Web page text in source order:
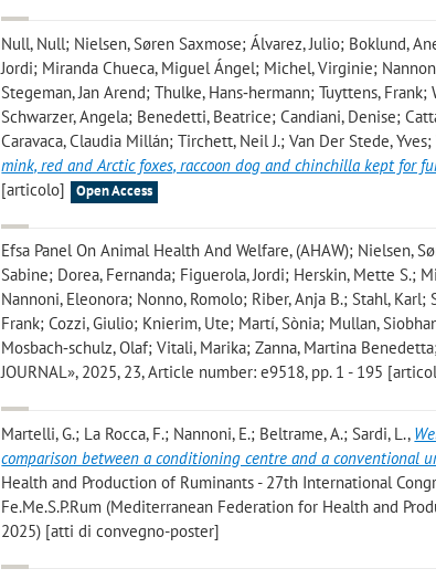
Null, Null; Nielsen, Søren Saxmose; Álvarez, Julio; Boklund,
Jordi; Miranda Chueca, Miguel Ángel; Michel, Virginie;
Stegeman, Jan Arend; Thulke, Hans‐hermann; Tuyttens,
Schwarzer, Angela; Benedetti, Beatrice; Candiani, Denise;
Caravaca, Claudia Millán; Tirchett, Neil J.; Van Der Stede,
mink, red and Arctic foxes, raccoon dog and chinchilla kept for
[articolo]
Open Access
Efsa Panel On Animal Health And Welfare, (AHAW); Nielsen,
Sabine; Dorea, Fernanda; Figuerola, Jordi; Herskin, Mette S.;
Nannoni, Eleonora; Nonno, Romolo; Riber, Anja B.; Stahl,
Frank; Cozzi, Giulio; Knierim, Ute; Martí, Sònia; Mullan,
Mosbach‐schulz, Olaf; Vitali, Marika; Zanna, Martina
JOURNAL», 2025, 23, Article number: e9518, pp. 1 - 195
Martelli, G.; La Rocca, F.; Nannoni, E.; Beltrame, A.; Sardi, L.,
comparison between a conditioning centre and a conventional
Health and Production of Ruminants - 27th International
Fe.Me.S.P.Rum (Mediterranean Federation for Health and
2025) [atti di convegno-poster]